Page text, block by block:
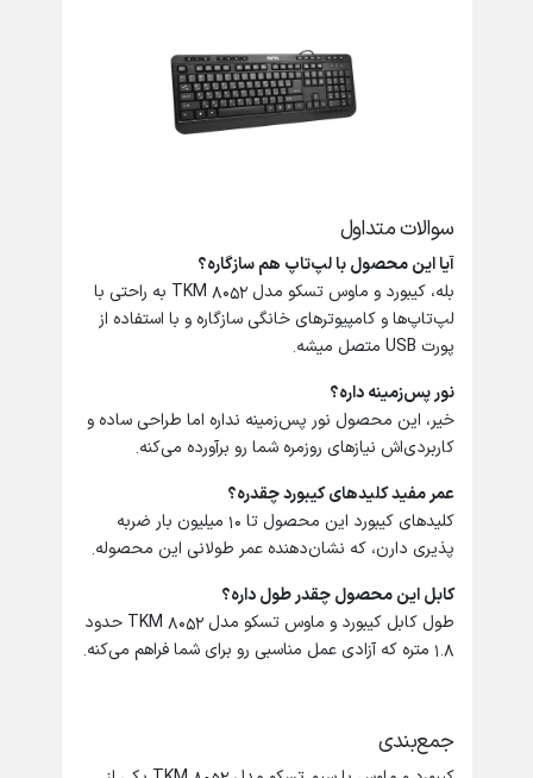
سوالات متداول
آیا این محصول با لپ‌تاپ هم سازگاره؟
بله، کیبورد و ماوس تسکو مدل TKM 8052 به راحتی با
لپ‌تاپ‌ها و کامپیوترهای خانگی سازگاره و با استفاده از
پورت USB متصل میشه.
نور پس‌زمینه داره؟
خیر، این محصول نور پس‌زمینه نداره اما طراحی ساده و
کاربردی‌اش نیازهای روزمره شما رو برآورده می‌کنه.
عمر مفید کلیدهای کیبورد چقدره؟
کلیدهای کیبورد این محصول تا 10 میلیون بار ضربه
پذیری دارن، که نشان‌دهنده عمر طولانی این محصوله.
کابل این محصول چقدر طول داره؟
طول کابل کیبورد و ماوس تسکو مدل TKM 8052 حدود
1.8 متره که آزادی عمل مناسبی رو برای شما فراهم می‌کنه.
جمع‌بندی